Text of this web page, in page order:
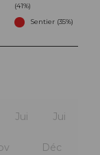
(41%)
Sentier (35%)
Jui Jui
Déc